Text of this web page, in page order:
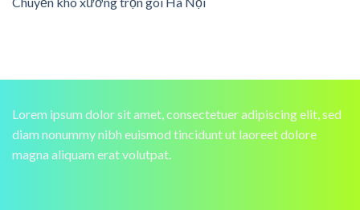
Lorem ipsum dolor sit amet, consectetuer adipiscing elit, sed
diam nonummy nibh euismod tincidunt ut laoreet dolore
magna aliquam erat volutpat.